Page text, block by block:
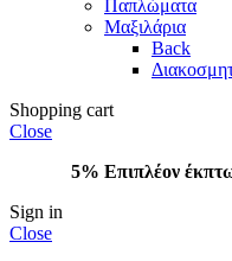
Παπλώματα
Μαξιλάρια
Back
Shopping cart
Close
5% Επιπλέον
Sign in
Close